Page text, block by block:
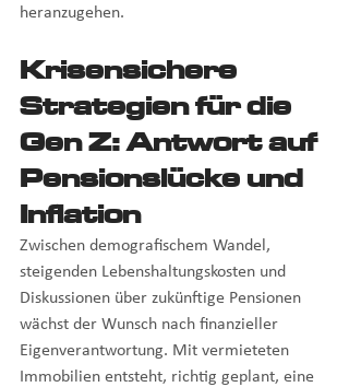
heranzugehen.
Krisensichere
Strategien für die
Gen Z: Antwort auf
Pensionslücke und
Inflation
Zwischen demografischem Wandel,
steigenden Lebenshaltungskosten und
Diskussionen über zukünftige Pensionen
wächst der Wunsch nach finanzieller
Eigenverantwortung. Mit vermieteten
Immobilien entsteht, richtig geplant, eine